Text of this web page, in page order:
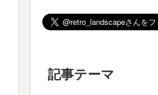
記事テーマ